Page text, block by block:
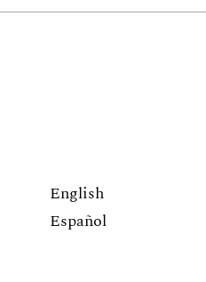
English
Español